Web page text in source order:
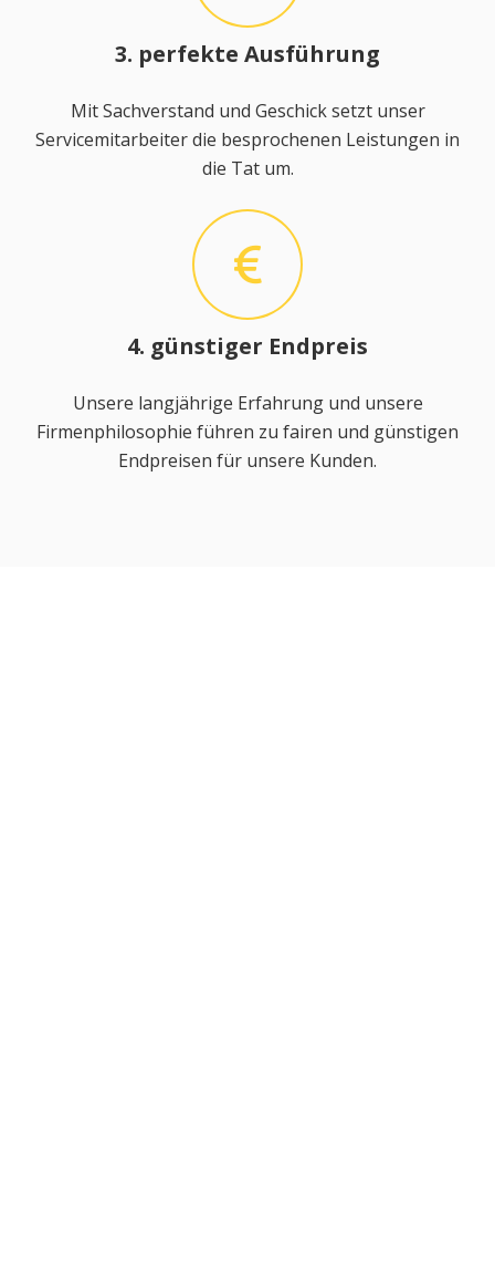
3. perfekte Ausführung
Mit Sachverstand und Geschick setzt unser
Servicemitarbeiter die besprochenen Leistungen in
die Tat um.
4. günstiger Endpreis
Unsere langjährige Erfahrung und unsere
Firmenphilosophie führen zu fairen und günstigen
Endpreisen für unsere Kunden.